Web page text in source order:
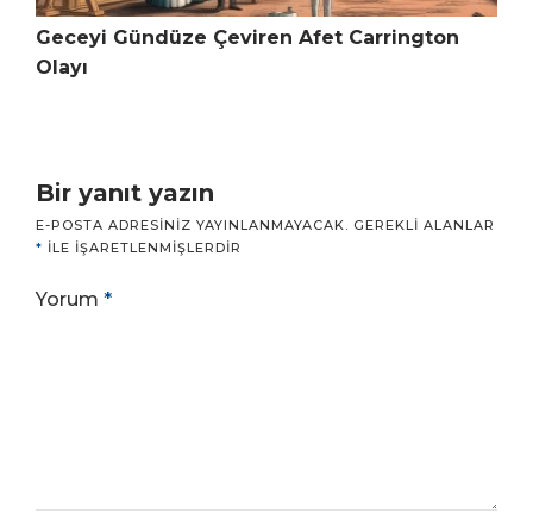
Geceyi Gündüze Çeviren Afet Carrington
Olayı
Bir yanıt yazın
E-POSTA ADRESINIZ YAYINLANMAYACAK. GEREKLI ALANLAR
* ILE IŞARETLENMIŞLERDIR
Yorum *